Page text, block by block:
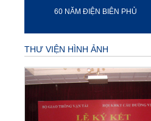
60 NĂM ĐIỆN BIÊN PHỦ
THƯ VIỆN HÌNH ẢNH